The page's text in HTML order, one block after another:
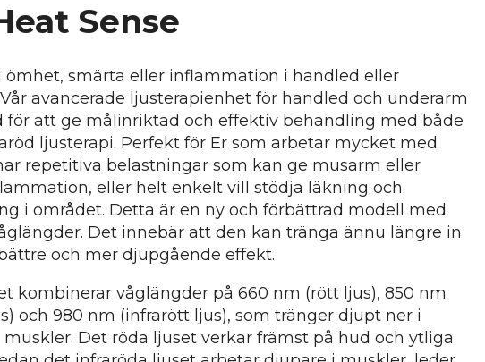
Sense
ömhet, smärta eller inflammation i handled eller
avancerade ljusterapienhet för handled och underarm
för att ge målinriktad och effektiv behandling med både
ljusterapi. Perfekt för Er som arbetar mycket med
repetitiva belastningar som kan ge musarm eller
eller helt enkelt vill stödja läkning och
i området. Detta är en ny och förbättrad modell med
Det innebär att den kan tränga ännu längre in
och mer djupgående effekt.
kombinerar våglängder på 660 nm (rött ljus), 850 nm
och 980 nm (infrarött ljus), som tränger djupt ner i
muskler. Det röda ljuset verkar främst på hud och ytliga